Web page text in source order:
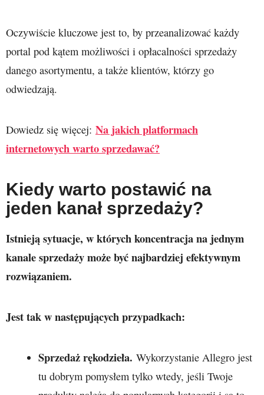
Oczywiście kluczowe jest to, by przeanalizować każdy
portal pod kątem możliwości i opłacalności sprzedaży
danego asortymentu, a także klientów, którzy go
odwiedzają.
Dowiedz się więcej: Na jakich platformach
internetowych warto sprzedawać?
Kiedy warto postawić na
jeden kanał sprzedaży?
Istnieją sytuacje, w których koncentracja na jednym
kanale sprzedaży może być najbardziej efektywnym
rozwiązaniem.
Jest tak w następujących przypadkach:
Sprzedaż rękodzieła.Wykorzystanie Allegro jest
tu dobrym pomysłem tylko wtedy, jeśli Twoje